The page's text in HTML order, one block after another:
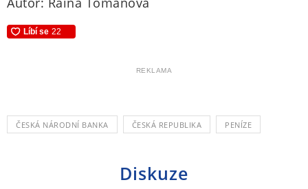
REKLAMA
ČESKÁ NÁRODNÍ BANKA ČESKÁ REPUBLIKA PENÍZE
Diskuze